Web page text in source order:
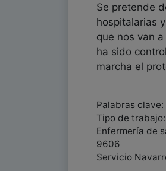
Se pretende
hospitalarias
que nos van
ha sido
marcha el
Palabras
Tipo de
Enfermería de
9606
Servicio